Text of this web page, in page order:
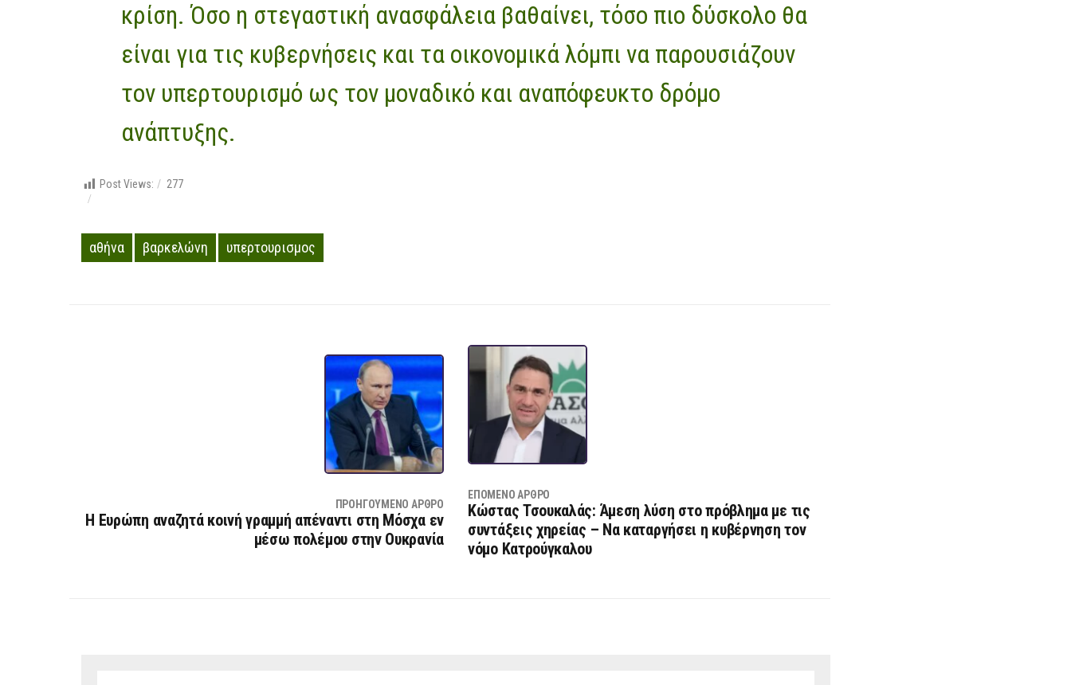
κρίση. Όσο η στεγαστική ανασφάλεια βαθαίνει, τόσο πιο δύσκολο θα
είναι για τις κυβερνήσεις και τα οικονομικά λόμπι να παρουσιάζουν
τον υπερτουρισμό ως τον μοναδικό και αναπόφευκτο δρόμο
ανάπτυξης.
Post Views: 277
αθήνα βαρκελώνη υπερτουρισμος
ΠΡΟΗΓΟΎΜΕΝΟ ΆΡΘΡΟ
Η Ευρώπη αναζητά κοινή γραμμή απέναντι στη Μόσχα εν
μέσω πολέμου στην Ουκρανία
ΕΠΌΜΕΝΟ ΆΡΘΡΟ
Κώστας Τσουκαλάς: Άμεση λύση στο πρόβλημα με τις
συντάξεις χηρείας – Να καταργήσει η κυβέρνηση τον
νόμο Κατρούγκαλου